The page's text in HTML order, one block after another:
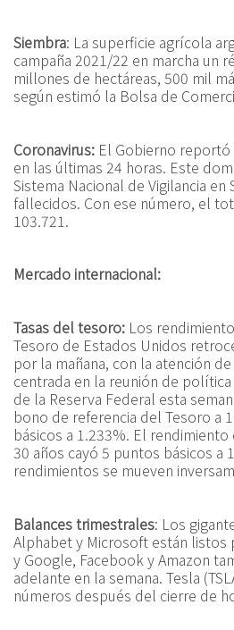
Siembra: La superficie agrícola
campaña 2021/22 en marcha un
millones de hectáreas, 500 mil
según estimó la Bolsa de
Coronavirus: El Gobierno
en las últimas 24 horas. Este
Sistema Nacional de Vigilancia en
fallecidos. Con ese número, el
103.721.
Mercado internacional:
Tasas del tesoro: Los
Tesoro de Estados Unidos
por la mañana, con la atención
centrada en la reunión de
de la Reserva Federal esta
bono de referencia del Tesoro a
básicos a 1.233%. El
30 años cayó 5 puntos básicos a
rendimientos se mueven
Balances trimestrales: Los
Alphabet y Microsoft están listos
y Google, Facebook y Amazon
adelante en la semana. Tesla
números después del cierre de